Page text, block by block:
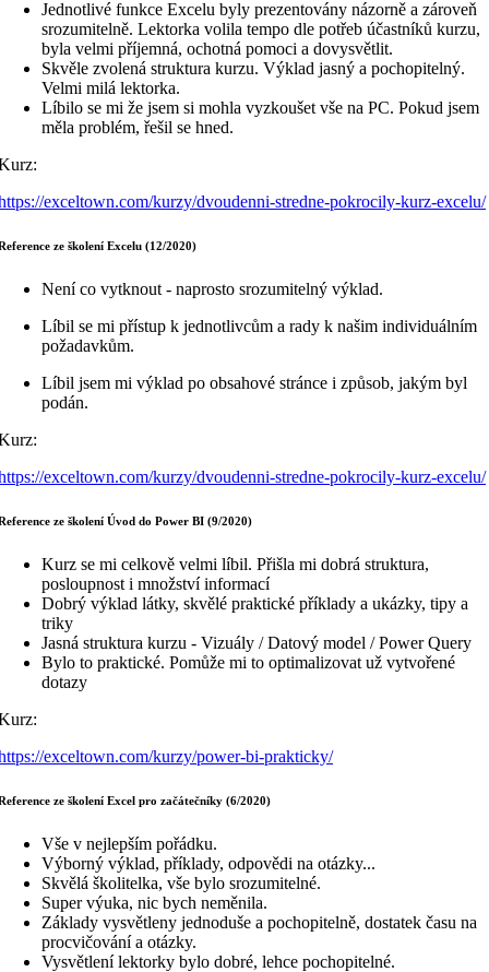
Jednotlivé funkce Excelu byly prezentovány názorně a zároveň
srozumitelně. Lektorka volila tempo dle potřeb účastníků kurzu,
byla velmi příjemná, ochotná pomoci a dovysvětlit.
Skvěle zvolená struktura kurzu. Výklad jasný a pochopitelný.
Velmi milá lektorka.
Líbilo se mi že jsem si mohla vyzkoušet vše na PC. Pokud jsem
měla problém, řešil se hned.
exceltown.com/kurzy/dvoudenni-stredne-pokrocily-kurz-excelu/
ze školení Excelu (12/2020)
Není co vytknout - naprosto srozumitelný výklad.
Líbil se mi přístup k jednotlivcům a rady k našim individuálním
požadavkům.
Líbil jsem mi výklad po obsahové stránce i způsob, jakým byl
podán.
exceltown.com/kurzy/dvoudenni-stredne-pokrocily-kurz-excelu/
ze školení Úvod do Power BI (9/2020)
Kurz se mi celkově velmi líbil. Přišla mi dobrá struktura,
posloupnost i množství informací
Dobrý výklad látky, skvělé praktické příklady a ukázky, tipy a
triky
Jasná struktura kurzu - Vizuály / Datový model / Power Query
Bylo to praktické. Pomůže mi to optimalizovat už vytvořené
dotazy
exceltown.com/kurzy/power-bi-prakticky/
ze školení Excel pro začátečníky (6/2020)
Vše v nejlepším pořádku.
Výborný výklad, příklady, odpovědi na otázky...
Skvělá školitelka, vše bylo srozumitelné.
Super výuka, nic bych neměnila.
Základy vysvětleny jednoduše a pochopitelně, dostatek času na
procvičování a otázky.
Vysvětlení lektorky bylo dobré, lehce pochopitelné.